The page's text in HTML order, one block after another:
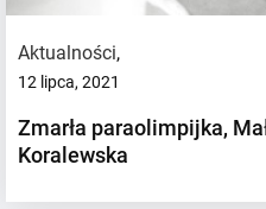
Aktualności,
12 lipca, 2021
Zmarła paraolimpijka,
Koralewska